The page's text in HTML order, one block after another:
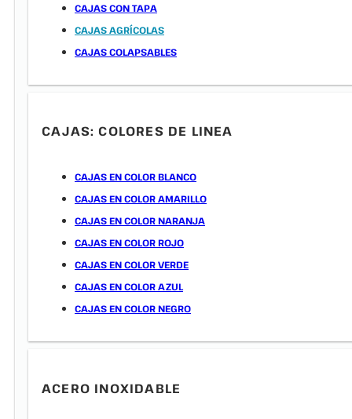
CAJAS CON TAPA
CAJAS AGRÍCOLAS
CAJAS COLAPSABLES
CAJAS: COLORES DE LINEA
CAJAS EN COLOR BLANCO
CAJAS EN COLOR AMARILLO
CAJAS EN COLOR NARANJA
CAJAS EN COLOR ROJO
CAJAS EN COLOR VERDE
CAJAS EN COLOR AZUL
CAJAS EN COLOR NEGRO
ACERO INOXIDABLE